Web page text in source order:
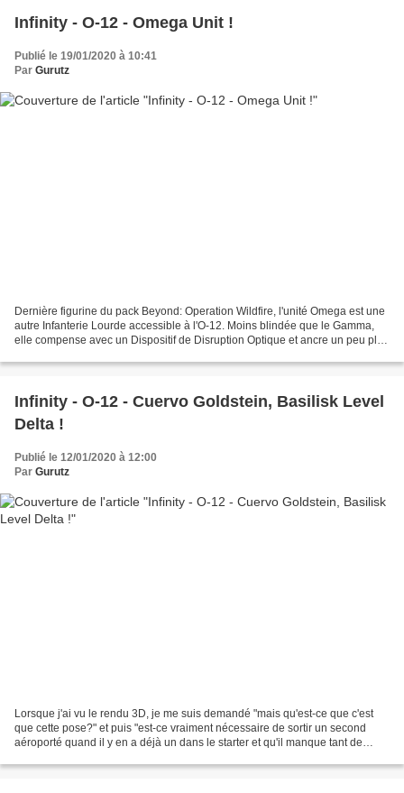
Infinity - O-12 - Omega Unit !
Publié le 19/01/2020 à 10:41
Par Gurutz
Dernière figurine du pack Beyond: Operation Wildfire, l'unité Omega est une
autre Infanterie Lourde accessible à l'O-12. Moins blindée que le Gamma,
elle compense avec un Dispositif de Disruption Optique et ancre un peu plus
Infinity - O-12 - Cuervo Goldstein, Basilisk Level
Delta !
Publié le 12/01/2020 à 12:00
Par Gurutz
Lorsque j'ai vu le rendu 3D, je me suis demandé "mais qu'est-ce que c'est
que cette pose?" et puis "est-ce vraiment nécessaire de sortir un second
aéroporté quand il y en a déjà un dans le starter et qu'il manque tant de